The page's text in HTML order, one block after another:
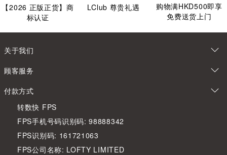
【2026 正版正货】商
标认证
LClub 尊贵礼遇
购物满HKD500即享
免费送货上门
关于我们
顾客服务
付款方式
转数快 FPS
FPS手机号码识别码: 98888342
FPS识别码: 161721063
FPS公司名称: LOFTY LIMITED